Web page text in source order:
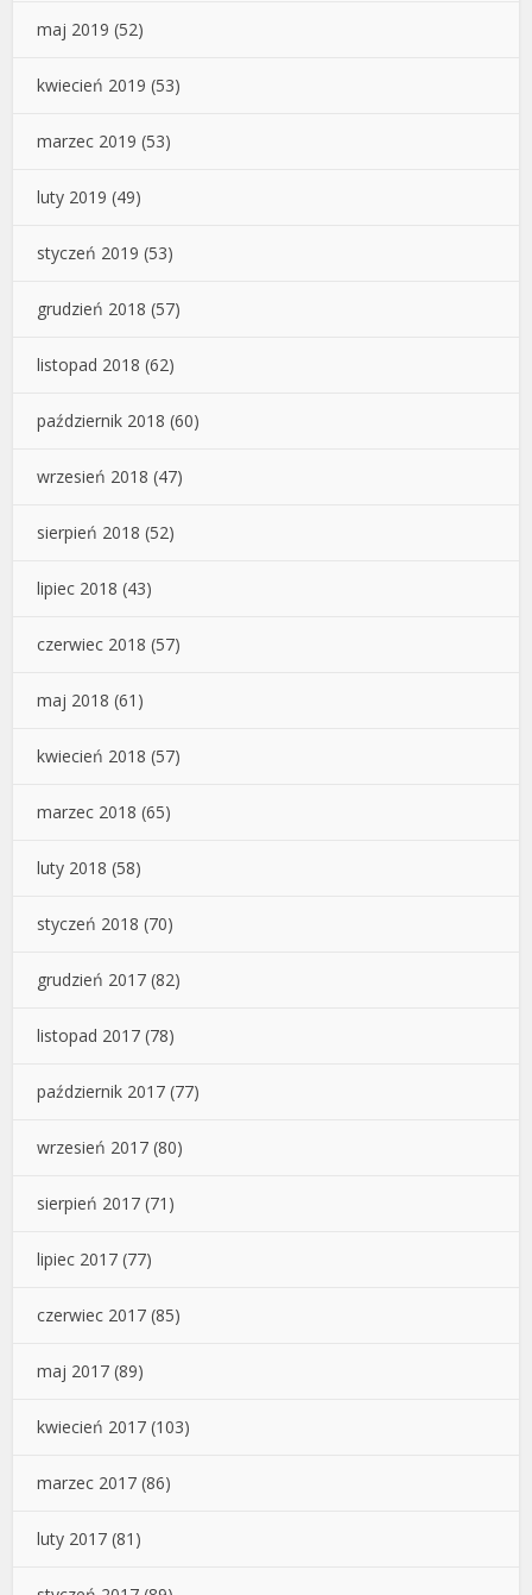
maj 2019 (52)
kwiecień 2019 (53)
marzec 2019 (53)
luty 2019 (49)
styczeń 2019 (53)
grudzień 2018 (57)
listopad 2018 (62)
październik 2018 (60)
wrzesień 2018 (47)
sierpień 2018 (52)
lipiec 2018 (43)
czerwiec 2018 (57)
maj 2018 (61)
kwiecień 2018 (57)
marzec 2018 (65)
luty 2018 (58)
styczeń 2018 (70)
grudzień 2017 (82)
listopad 2017 (78)
październik 2017 (77)
wrzesień 2017 (80)
sierpień 2017 (71)
lipiec 2017 (77)
czerwiec 2017 (85)
maj 2017 (89)
kwiecień 2017 (103)
marzec 2017 (86)
luty 2017 (81)